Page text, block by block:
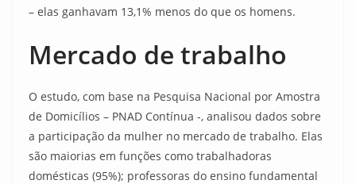
– elas ganhavam 13,1% menos do que os homens.
Mercado de trabalho
O estudo, com base na Pesquisa Nacional por Amostra
de Domicílios – PNAD Contínua -, analisou dados sobre
a participação da mulher no mercado de trabalho. Elas
são maiorias em funções como trabalhadoras
domésticas (95%); professoras do ensino fundamental